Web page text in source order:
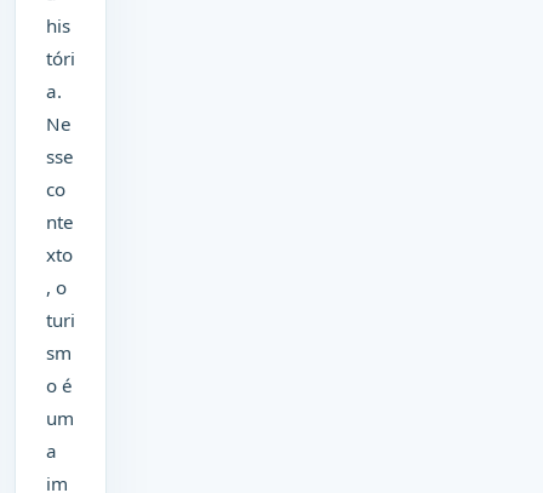
his
tóri
a.
Ne
sse
co
nte
xto
, o
turi
sm
o é
um
a
im